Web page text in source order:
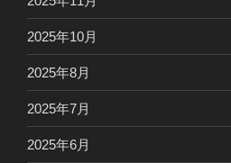
2025年10月
2025年8月
2025年7月
2025年6月